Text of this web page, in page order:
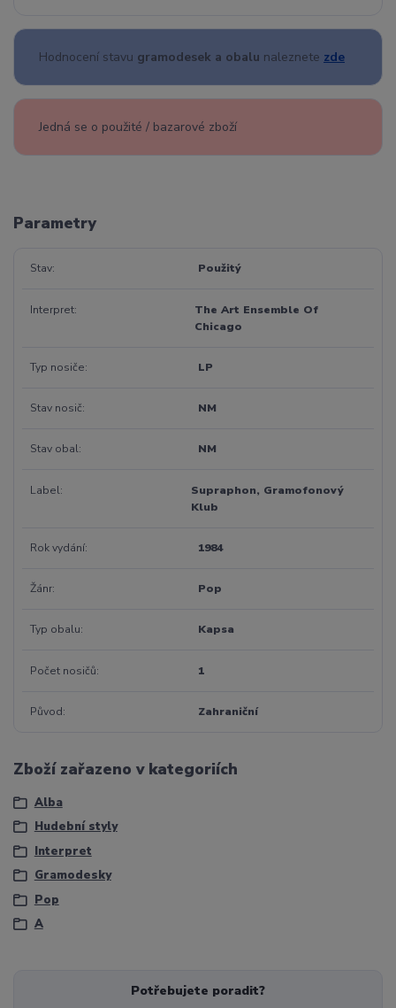
Hodnocení stavu gramodesek a obalu naleznete zde
Jedná se o použité / bazarové zboží
Parametry
Stav Použitý
Interpret
The Art Ensemble Of
Chicago
Typ nosiče LP
Stav nosič NM
Stav obal NM
Label
Supraphon, Gramofonový
Klub
Rok vydání 1984
Žánr Pop
Typ obalu Kapsa
Počet nosičů 1
Původ Zahraniční
Zboží zařazeno v kategoriích
Alba
Hudební styly
Interpret
Gramodesky
Pop
A
Potřebujete poradit?